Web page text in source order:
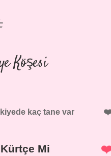
Köşesi
kaç tane var
Mi